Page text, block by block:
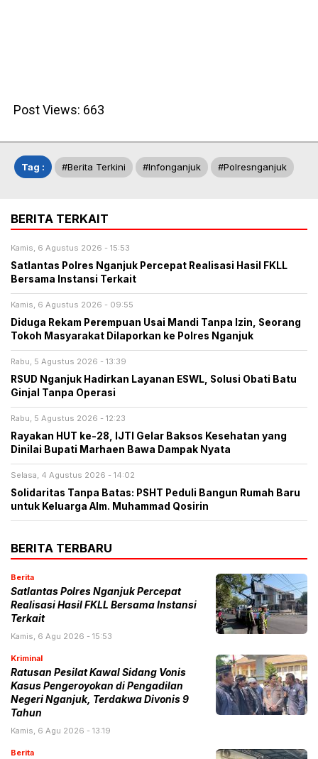
Post Views: 663
Tag : #berita Terkini #infonganjuk #polresnganjuk
BERITA TERKAIT
Kamis, 6 Agustus 2026 - 15:53
Satlantas Polres Nganjuk Percepat Realisasi Hasil FKLL
Bersama Instansi Terkait
Kamis, 6 Agustus 2026 - 09:55
Diduga Rekam Perempuan Usai Mandi Tanpa Izin, Seorang
Tokoh Masyarakat Dilaporkan ke Polres Nganjuk
Rabu, 5 Agustus 2026 - 13:39
RSUD Nganjuk Hadirkan Layanan ESWL, Solusi Obati Batu
Ginjal Tanpa Operasi
Rabu, 5 Agustus 2026 - 12:23
Rayakan HUT ke-28, IJTI Gelar Baksos Kesehatan yang
Dinilai Bupati Marhaen Bawa Dampak Nyata
Selasa, 4 Agustus 2026 - 14:02
Solidaritas Tanpa Batas: PSHT Peduli Bangun Rumah Baru
untuk Keluarga Alm. Muhammad Qosirin
BERITA TERBARU
Berita
Satlantas Polres Nganjuk Percepat
Realisasi Hasil FKLL Bersama Instansi
Terkait
Kamis, 6 Agu 2026 - 15:53
Kriminal
Ratusan Pesilat Kawal Sidang Vonis
Kasus Pengeroyokan di Pengadilan
Negeri Nganjuk, Terdakwa Divonis 9
Tahun
Kamis, 6 Agu 2026 - 13:19
Berita